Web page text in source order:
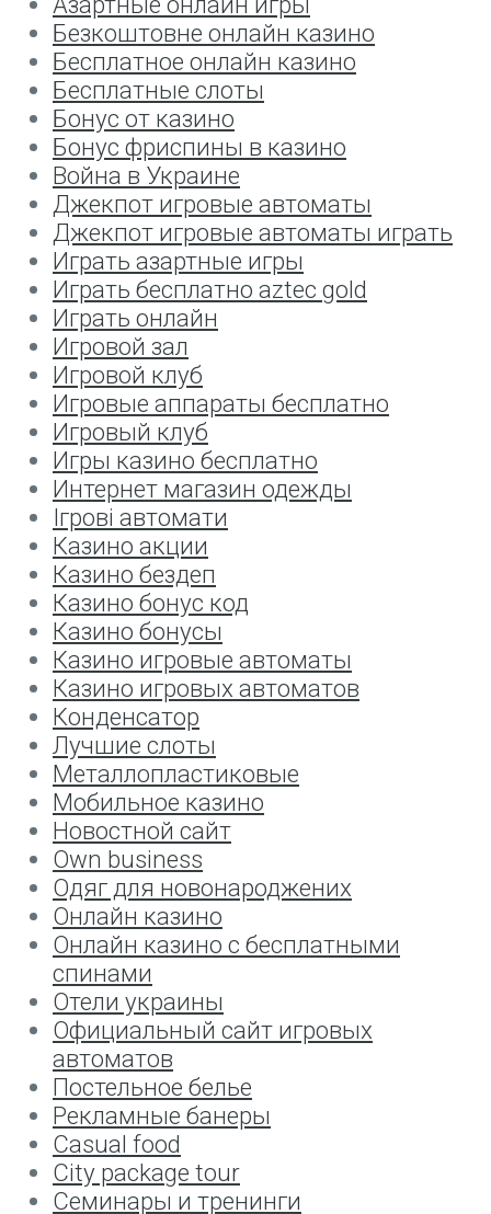
Безкоштовне онлайн казино
Бесплатное онлайн казино
Бесплатные слоты
Бонус от казино
Бонус фриспины в казино
Война в Украине
Джекпот игровые автоматы
Джекпот игровые автоматы играть
Играть азартные игры
Играть бесплатно aztec gold
Играть онлайн
Игровой зал
Игровой клуб
Игровые аппараты бесплатно
Игровый клуб
Игры казино бесплатно
Интернет магазин одежды
Ігрові автомати
Казино акции
Казино бездеп
Казино бонус код
Казино бонусы
Казино игровые автоматы
Казино игровых автоматов
Конденсатор
Лучшие слоты
Металлопластиковые
Мобильное казино
Новостной сайт
Оwn business
Одяг для новонароджених
Онлайн казино
Онлайн казино с бесплатными
спинами
Отели украины
Официальный сайт игровых
автоматов
Постельное белье
Рекламные банеры
Сasual food
Сity package tour
Семинары и тренинги